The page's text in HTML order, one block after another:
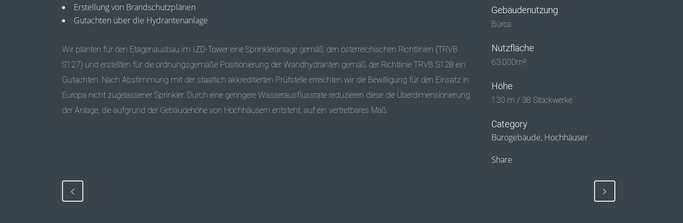
Erstellung von Brandschutzplänen
Gutachten über die Hydrantenanlage
Wir planten für den Etagenausbau im IZD-Tower eine Sprinkleranlage gemäß den österreichischen Richtlinien (TRVB
S127) und erstellten für die ordnungsgemäße Positionierung der Wandhydranten gemäß der Richtlinie TRVB S128 ein
Gutachten. Nach Abstimmung mit der staatlich akkreditierten Prüfstelle erreichten wir die Bewilligung für den Einsatz in
Europa nicht zugelassener Sprinkler. Durch eine geringere Wasserausflussrate reduzieren diese die Überdimensionierung
der Anlage, die aufgrund der Gebäudehöhe von Hochhäusern entsteht, auf ein vertretbares Maß.
Gebäudenutzung
Büros
Nutzfläche
63.000m²
Höhe
130 m / 38 Stockwerke
Category
Bürogebäude, Hochhäuser
Share